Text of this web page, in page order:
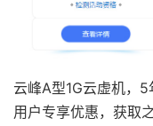
云峰A型1G云虚机，
用户专享优惠，获取